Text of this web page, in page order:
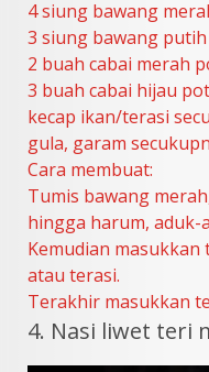
4 siung bawang
3 siung bawang
2 buah cabai merah
3 buah cabai hijau
kecap ikan/terasi
gula, garam
Cara membuat:
Tumis bawang
hingga harum, aduk-
Kemudian masukkan
atau terasi.
Terakhir masukkan
4. Nasi liwet teri